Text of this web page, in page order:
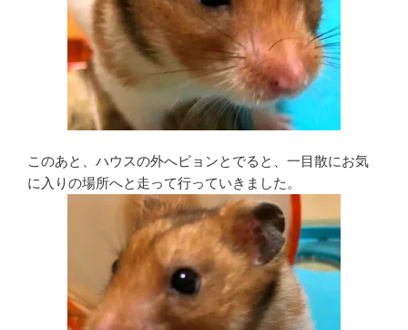
このあと、ハウスの外へピョンとでると、一目散にお気
に入りの場所へと走って行っていきました。